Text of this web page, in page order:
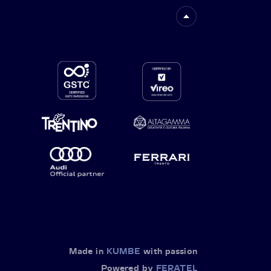
Made in KUMBE with passion
Powered by FERATEL